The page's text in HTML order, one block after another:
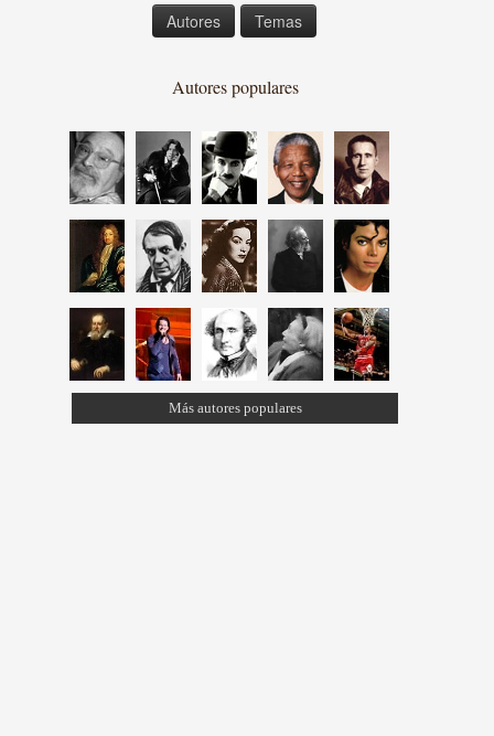
Autores Temas
Autores populares
Más autores populares